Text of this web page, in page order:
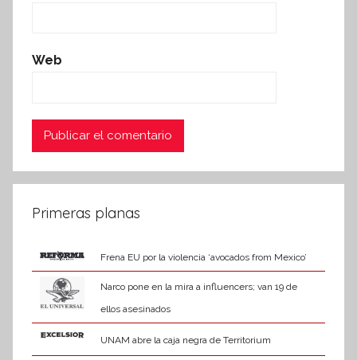
Web
Primeras planas
Frena EU por la violencia ‘avocados from Mexico’
Narco pone en la mira a influencers; van 19 de
ellos asesinados
UNAM abre la caja negra de Territorium